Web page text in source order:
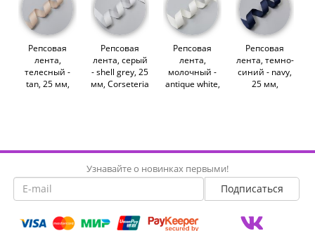
Репсовая
лента,
телесный -
tan, 25 мм,
Репсовая
лента, серый
- shell grey, 25
мм, Corseteria
Репсовая
лента,
молочный -
antique white,
Репсовая
лента, темно-
синий - navy,
25 мм,
Узнавайте о новинках первыми!